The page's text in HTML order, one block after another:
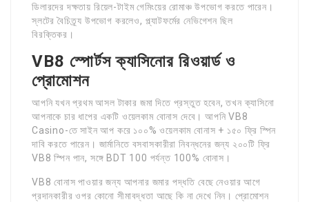
ডিলারদের দক্ষতায় রিয়েল-টাইম গেমিংয়ের রোমাঞ্চ উপভোগ করতে পারেন।
স্লটের বৈচিত্র্য উপভোগ করলেও, প্ল্যাটফর্মের নেভিগেশন ছিল
বিরক্তিকর।
VB8 স্পোর্টস ক্যাসিনোর রিওয়ার্ড ও
প্রোমোশন
আপনি যখন প্রথম আসল টাকার জমা দিতে প্রস্তুত হবেন, তখন ক্যাসিনো
আপনাকে চার ধাপের একটি ওয়েলকাম বোনাস দেবে। আপনি VB8
Casino-তে সাইন আপ করে ১০০% ওয়েলকাম বোনাস + ১৫০ ফ্রি স্পিন
দাবি করতে পারেন। জার্মানিতে বসবাসকারীরা নিবন্ধনের জন্য ২০০টি ফ্রি
VB8 স্পিন পান, সঙ্গে BDT 100 পর্যন্ত 100% বোনাস।
VB8 বোনাস পাওয়ার জন্য আপনার জমার পদ্ধতি বেছে নেওয়ার আগে
প্রদানকারীর ওপর কোনো সীমাবদ্ধতা আছে কি না দেখে নিন। প্রোমোশন